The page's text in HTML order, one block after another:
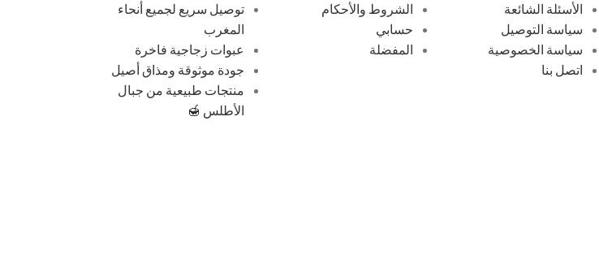
الأسئلة الشائعة
سياسة التوصيل
سياسة الخصوصية
اتصل بنا
الشروط والأحكام
حسابي
المفضلة
توصيل سريع لجميع أنحاء
المغرب
عبوات زجاجية فاخرة
جودة موثوقة ومذاق أصيل
منتجات طبيعية من جبال
الأطلس 🍯